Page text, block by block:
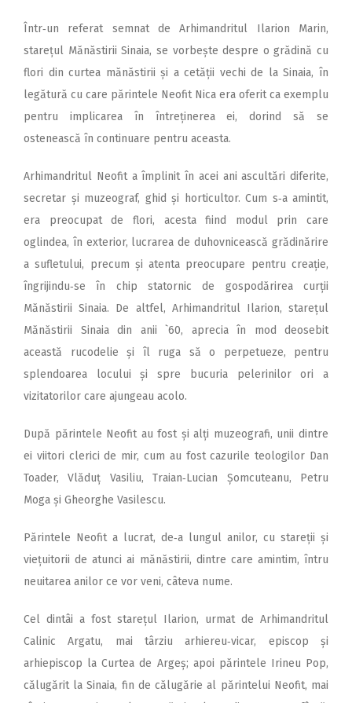
Într‑un referat semnat de Arhimandritul Ilarion Marin,
starețul Mănăstirii Sinaia, se vorbește despre o grădină cu
flori din curtea mănăstirii și a cetății vechi de la Sinaia, în
legătură cu care părintele Neofit Nica era oferit ca exemplu
pentru implicarea în întreținerea ei, dorind să se
ostenească în continuare pentru aceasta.
Arhimandritul Neofit a împlinit în acei ani ascultări diferite,
secretar și muzeograf, ghid și horticultor. Cum s‑a amintit,
era preocupat de flori, acesta fiind modul prin care
oglindea, în exterior, lucrarea de duhovnicească grădinărire
a sufletului, precum și atenta preocupare pentru creație,
îngrijindu‑se în chip statornic de gospodărirea curții
Mănăstirii Sinaia. De altfel, Arhimandritul Ilarion, starețul
Mănăstirii Sinaia din anii `60, aprecia în mod deosebit
această rucodelie și îl ruga să o perpetueze, pentru
splendoarea locului și spre bucuria pelerinilor ori a
vizitatorilor care ajungeau acolo.
După părintele Neofit au fost și alți muzeografi, unii dintre
ei viitori clerici de mir, cum au fost cazurile teologilor Dan
Toader, Vlăduț Vasiliu, Traian‑Lucian Șomcuteanu, Petru
Moga și Gheorghe Vasilescu.
Părintele Neofit a lucrat, de‑a lungul anilor, cu stareții și
viețuitorii de atunci ai mănăstirii, dintre care amintim, întru
neuitarea anilor ce vor veni, câteva nume.
Cel dintâi a fost starețul Ilarion, urmat de Arhimandritul
Calinic Argatu, mai târziu arhiereu‑vicar, episcop și
arhiepiscop la Curtea de Argeș; apoi părintele Irineu Pop,
călugărit la Sinaia, fin de călugărie al părintelui Neofit, mai